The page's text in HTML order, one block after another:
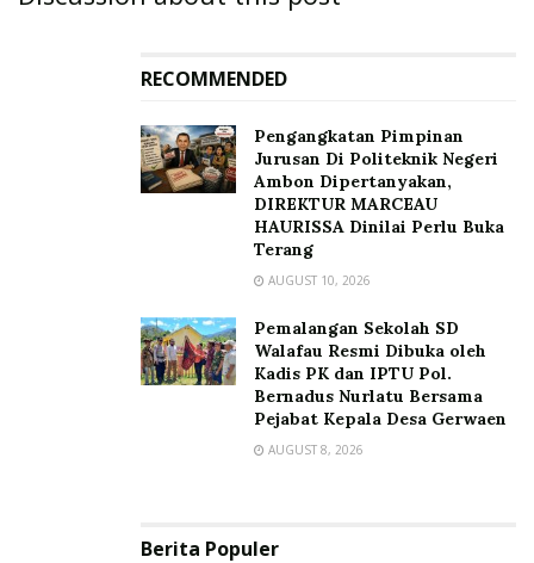
RECOMMENDED
Pengangkatan Pimpinan
Jurusan Di Politeknik Negeri
Ambon Dipertanyakan,
DIREKTUR MARCEAU
HAURISSA Dinilai Perlu Buka
Terang
AUGUST 10, 2026
Pemalangan Sekolah SD
Walafau Resmi Dibuka oleh
Kadis PK dan IPTU Pol.
Bernadus Nurlatu Bersama
Pejabat Kepala Desa Gerwaen
AUGUST 8, 2026
Berita Populer